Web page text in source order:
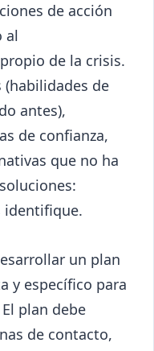
de acción
al
de la crisis.
de
antes),
de confianza,
que no ha
identifique.
un plan
y específico para
plan debe
de contacto,